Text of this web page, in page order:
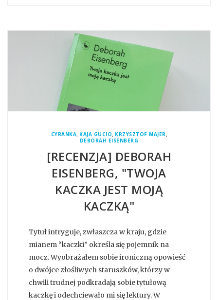
CYRANKA, KAJA GUCIO, KRZYSZTOF MAJER ,
DEBORAH EISENBERG
[RECENZJA] DEBORAH
EISENBERG, "TWOJA
KACZKA JEST MOJĄ
KACZKĄ"
Tytuł intryguje, zwłaszcza w kraju, gdzie
mianem “kaczki” określa się pojemnik na
mocz. Wyobrażałem sobie ironiczną opowieść
o dwójce złośliwych staruszków, którzy w
chwili trudnej podkradają sobie tytułową
kaczkę i odechciewało mi się lektury. W